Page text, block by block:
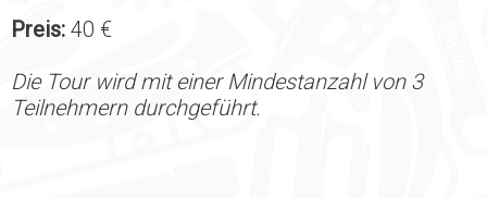
Preis: 40 €
Die Tour wird mit einer Mindestanzahl von 3
Teilnehmern durchgeführt.